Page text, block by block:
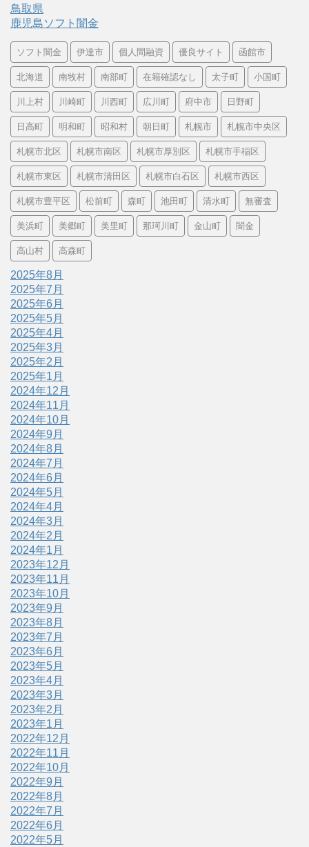
鳥取県
鹿児島ソフト闇金
ソフト闇金 伊達市 個人間融資 優良サイト 函館市
北海道 南牧村 南部町 在籍確認なし 太子町 小国町
川上村 川崎町 川西町 広川町 府中市 日野町
日高町 明和町 昭和村 朝日町 札幌市 札幌市中央区
札幌市北区 札幌市南区 札幌市厚別区 札幌市手稲区
札幌市東区 札幌市清田区 札幌市白石区 札幌市西区
札幌市豊平区 松前町 森町 池田町 清水町 無審査
美浜町 美郷町 美里町 那珂川町 金山町 闇金
高山村 高森町
2025年8月
2025年7月
2025年6月
2025年5月
2025年4月
2025年3月
2025年2月
2025年1月
2024年12月
2024年11月
2024年10月
2024年9月
2024年8月
2024年7月
2024年6月
2024年5月
2024年4月
2024年3月
2024年2月
2024年1月
2023年12月
2023年11月
2023年10月
2023年9月
2023年8月
2023年7月
2023年6月
2023年5月
2023年4月
2023年3月
2023年2月
2023年1月
2022年12月
2022年11月
2022年10月
2022年9月
2022年8月
2022年7月
2022年6月
2022年5月